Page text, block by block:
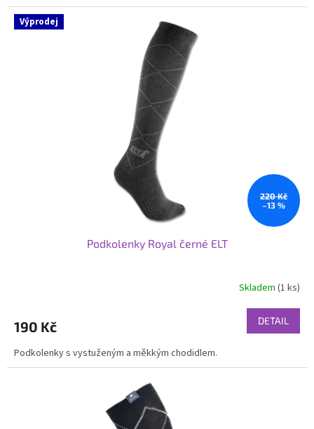
Výprodej
220 Kč
–13 %
Podkolenky Royal černé ELT
Skladem (1 ks)
190 Kč DETAIL
Podkolenky s vystuženým a měkkým chodidlem.